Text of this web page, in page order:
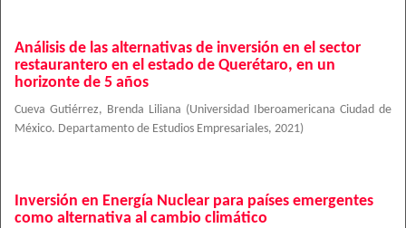
Análisis de las alternativas de inversión en el sector
restaurantero en el estado de Querétaro, en un
horizonte de 5 años
Cueva Gutiérrez, Brenda Liliana (Universidad Iberoamericana Ciudad de
México. Departamento de Estudios Empresariales, 2021)
Inversión en Energía Nuclear para países emergentes
como alternativa al cambio climático